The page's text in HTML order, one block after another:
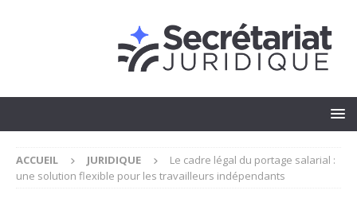
ACCUEIL JURIDIQUE
Le cadre légal du portage salarial :
une solution flexible pour les travailleurs indépendants